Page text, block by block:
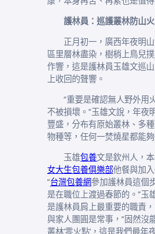
護林員：巡護叢林防山火
正月初一，廣西年夜明
區里層林盡染，樹梢上鳥兒
作響，這是護林員玉雄文巡
上收回的聲響。
“重要是確認無人野外用
不被損壞。”玉雄文說，年夜
豐盛，分布有原始叢林、多
物種等，任何一焚燒星都能
玉雄包養文是欽州人，
女大生包養俱樂部他餐與加
“台灣包養網參加護林員這個
是在職位上渡過春節的。”玉
是護林員肩上最重要的職責
與家人團圓是常事，“固然沒